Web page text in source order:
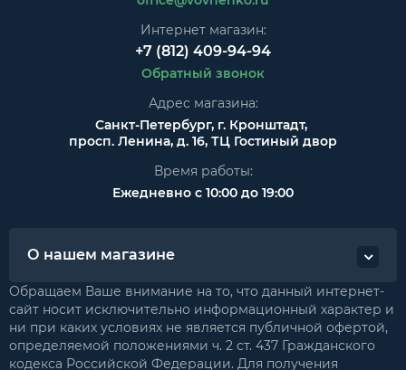
Интернет магазин:
+7 (812) 409-94-94
Обратный звонок
Адрес магазина:
Санкт-Петербург, г. Кронштадт,
просп. Ленина, д. 16, ТЦ Гостиный двор
Время работы:
Ежедневно с 10:00 до 19:00
О нашем магазине
Обращаем Ваше внимание на то, что данный интернет-
сайт носит исключительно информационный характер и
ни при каких условиях не является публичной офертой,
определяемой положениями ч. 2 ст. 437 Гражданского
кодекса Российской Федерации. Для получения